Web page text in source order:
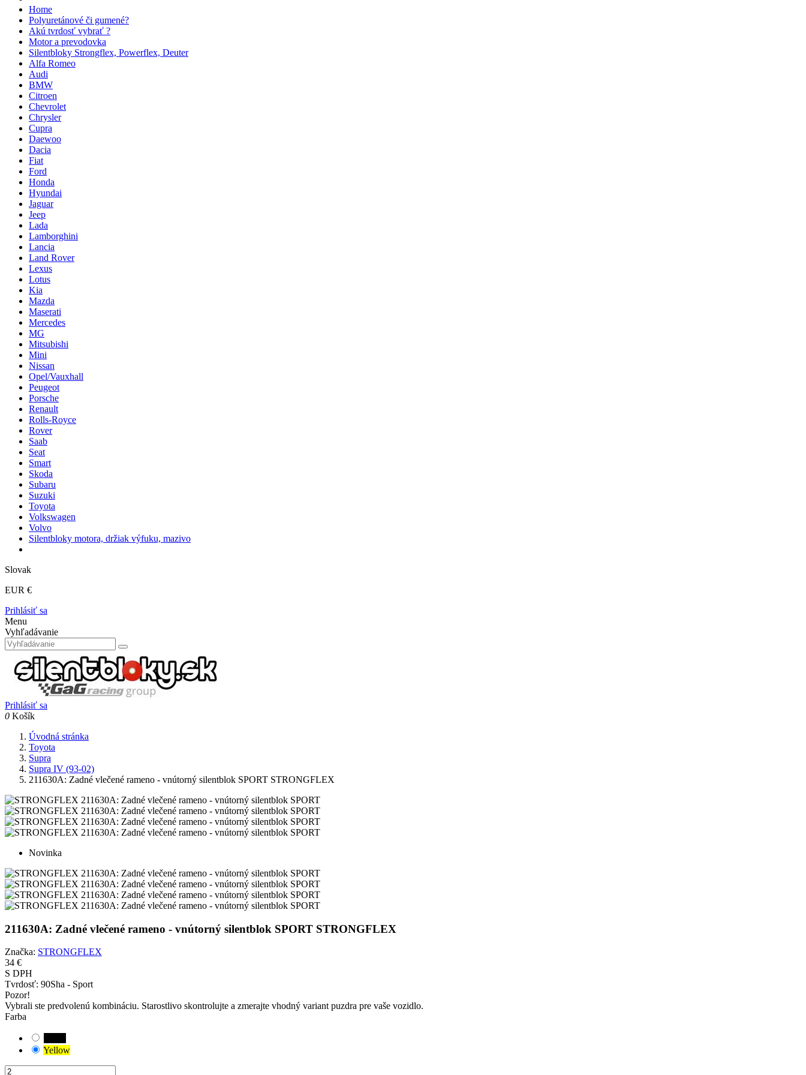
Home
Polyuretánové či gumené?
Akú tvrdosť vybrať ?
Motor a prevodovka
Silentbloky Strongflex, Powerflex, Deuter
Alfa Romeo
Audi
BMW
Citroen
Chevrolet
Chrysler
Cupra
Daewoo
Dacia
Fiat
Ford
Honda
Hyundai
Jaguar
Jeep
Lada
Lamborghini
Lancia
Land Rover
Lexus
Lotus
Kia
Mazda
Maserati
Mercedes
MG
Mitsubishi
Mini
Nissan
Opel/Vauxhall
Peugeot
Porsche
Renault
Rolls-Royce
Rover
Saab
Seat
Smart
Skoda
Subaru
Suzuki
Toyota
Volkswagen
Volvo
Silentbloky motora, držiak výfuku, mazivo
Slovak
EUR €
Prihlásiť sa
Menu
Vyhľadávanie
Prihlásiť sa
0 Košík
Úvodná stránka
Toyota
Supra
Supra IV (93-02)
211630A: Zadné vlečené rameno - vnútorný silentblok SPORT STRONGFLEX
Novinka
211630A: Zadné vlečené rameno - vnútorný silentblok SPORT STRONGFLEX
Značka: STRONGFLEX
34 €
S DPH
Tvrdosť: 90Sha - Sport
Pozor!
Vybrali ste predvolenú kombináciu. Starostlivo skontrolujte a zmerajte vhodný variant puzdra pre vaše vozidlo.
Farba
Yellow